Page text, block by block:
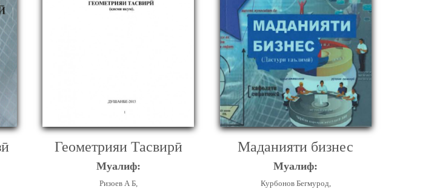
Геометрияи Тасвирӣ
Муалиф:
Ризоев А Б,
Маданияти бизнес
Муалиф:
Курбонов Бегмурод,